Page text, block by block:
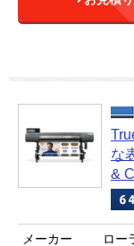
な
&
メーカー ロー